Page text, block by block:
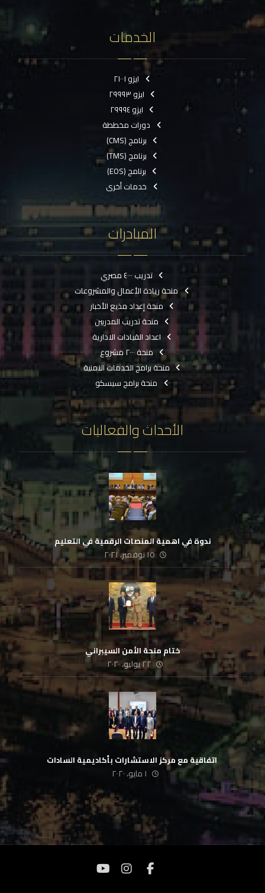
الخدمات
ايزو ٢١٠٠١
ايزو ٢٩٩٩٣
ايزو ٢٩٩٩٤
دورات مخططة
برنامج (CMS)
برنامج (TMS)
برنامج (EOS)
خدمات أخرى
المبادرات
تدريب ٤٠٠٠ مصري
منحة ريادة الأعمال والمشروعات
منحة إعداد مذيع الأخبار
منحة تدريب المدربين
اعداد القيادات الادارية
منحة ٢٠٠٠ مشروع
منحة برامج الخدمات الامنية
منحة برامج سيسكو
الأحداث والفعاليات
ندوة في اهمية المنصات الرقمية في التعليم
١٥ نوفمبر، ٢٠٢١
ختام منحة الأمن السيبراني
٢٢ يوليو، ٢٠٢٠
‏ اتفاقية مع مركز الاستشارات بأكاديمية السادات
١ مايو، ٢٠٢٠